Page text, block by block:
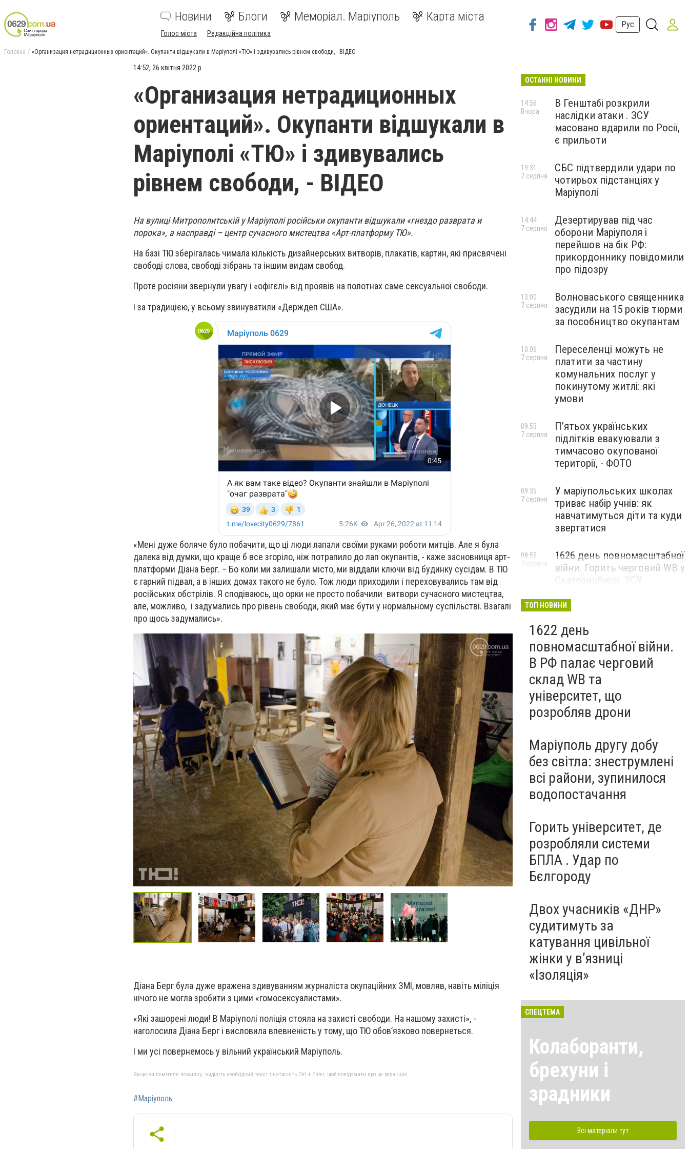
Новини Блоги Меморіал. Маріуполь Карта міста
Голос міста Редакційна політика
Рус
Головна «Организация нетрадиционных ориентаций». Окупанти відшукали в Маріуполі «ТЮ» і здивувались рівнем свободи, - ВІДЕО
14:52, 26 квітня 2022 р.
«Организация нетрадиционных
ориентаций». Окупанти відшукали в
Маріуполі «ТЮ» і здивувались
рівнем свободи, - ВІДЕО
На вулиці Митрополитській у Маріуполі російськи окупанти відшукали «гнездо разврата и
порока», а насправді – центр сучасного мистецтва «Арт-платформу ТЮ».
На базі ТЮ зберігалась чимала кількість дизайнерських витворів, плакатів, картин, які присвячені
свободі слова, свободі зібрань та іншим видам свобод.
Проте росіяни звернули увагу і «офігєлі» від проявів на полотнах саме сексуальної свободи.
І за традицією, у всьому звинуватили «Держдеп США».
«Мені дуже боляче було побачити, що ці люди лапали своїми руками роботи митців. Але я була
далека від думки, що краще б все згоріло, ніж потрапило до лап окупантів, - каже засновниця арт-
платформи Діана Берг. – Бо коли ми залишали місто, ми віддали ключи від будинку сусідам. В ТЮ
є гарний підвал, а в інших домах такого не було. Тож люди приходили і переховувались там від
російських обстрілів. Я сподіваюсь, що орки не просто побачили витвори сучасного мистецтва,
але, можливо, і задумались про рівень свободи, який має бути у нормальному суспільстві. Взагалі
про щось задумались».
Діана Берг була дуже вражена здивуванням журналіста окупаційних ЗМІ, мовляв, навіть міліція
нічого не могла зробити з цими «гомосексуалистами».
«Які зашорені люди! В Маріуполі поліція стояла на захисті свободи. На нашому захисті», -
наголосила Діана Берг і висловила впевненість у тому, що ТЮ обов’язково повернеться.
І ми усі повернемось у вільний український Маріуполь.
Якщо ви помітили помилку, виділіть необхідний текст і натисніть Ctrl + Enter, щоб повідомити про це редакцію
#Маріуполь
ОСТАННІ НОВИНИ
В Генштабі розкрили
наслідки атаки . ЗСУ
масовано вдарили по Росії,
є прильоти
14:56
Вчора
СБС підтвердили удари по
чотирьох підстанціях у
Маріуполі
19:31
7 серпня
Дезертирував під час
оборони Маріуполя і
перейшов на бік РФ:
прикордоннику повідомили
про підозру
14:44
7 серпня
Волноваського священника
засудили на 15 років тюрми
за пособництво окупантам
13:00
7 серпня
Переселенці можуть не
платити за частину
комунальних послуг у
покинутому житлі: які
умови
10:06
7 серпня
П’ятьох українських
підлітків евакуювали з
тимчасово окупованої
території, - ФОТО
09:53
7 серпня
У маріупольських школах
триває набір учнів: як
навчатимуться діти та куди
звертатися
09:35
7 серпня
1626 день повномасштабної
війни. Горить черговий WB у
Єкатеринбурзі. ЗСУ
Маріуполі
08:55
7 серпня
ТОП НОВИНИ
1622 день
повномасштабної війни.
В РФ палає черговий
склад WB та
університет, що
розробляв дрони
Маріуполь другу добу
без світла: знеструмлені
всі райони, зупинилося
водопостачання
Горить університет, де
розробляли системи
БПЛА . Удар по
Бєлгороду
Двох учасників «ДНР»
судитимуть за
катування цивільної
жінки у в’язниці
«Ізоляція»
СПЕЦТЕМА
Колаборанти,
брехуни і
зрадники
Всі матеріали тут